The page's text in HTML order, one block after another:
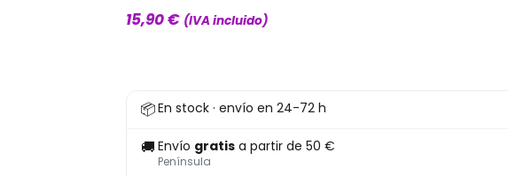
15,90€ (IVA incluido)
📦En stock · envío en 24-72 h
🚚 Envío gratis a partir de 50 €
Península
Milo
1661
The